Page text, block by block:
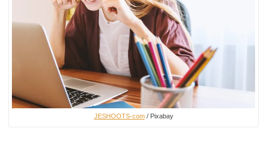
JESHOOTS-com/ Pixabay